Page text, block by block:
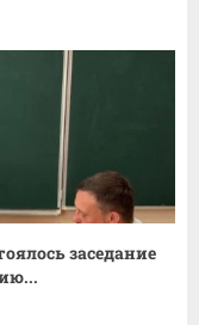
заседание